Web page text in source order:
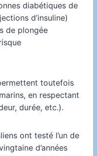
diabétiques de
d’insuline)
de plongée
toutefois
en respectant
durée, etc.).
ont testé l’un de
d’années